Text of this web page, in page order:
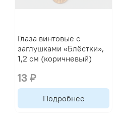
Глаза винтовые с
заглушками «Блёстки»,
1,2 см (коричневый)
13 ₽
Подробнее